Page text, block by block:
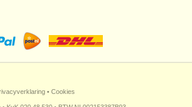
• Cookies